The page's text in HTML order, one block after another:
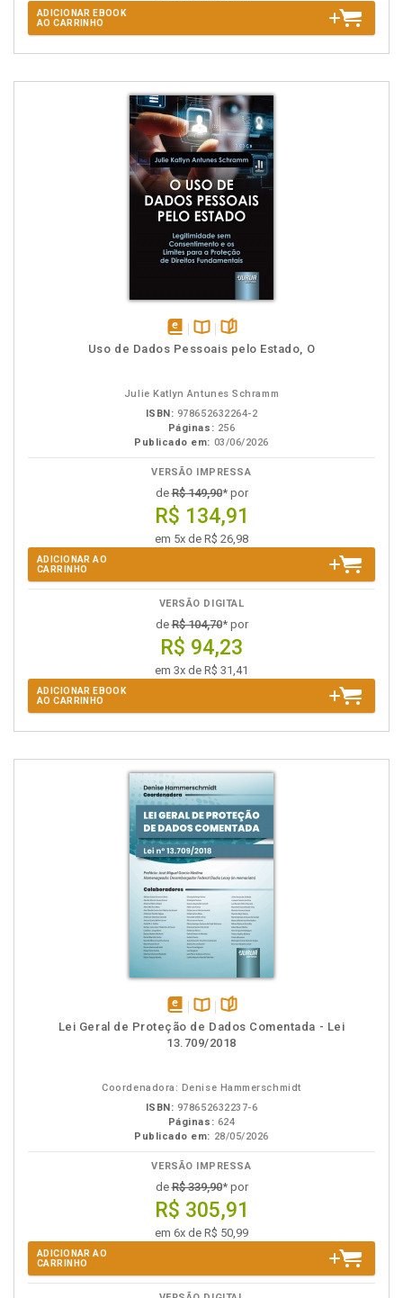
ADICIONAR EBOOK
AO CARRINHO
disponívelDisponível
páginas
Uso de Dados Pessoais pelo Estado, O
Julie Katlyn Antunes Schramm
ISBN: 978652632264-2
Páginas: 256
Publicado em: 03/06/2026
VERSÃO IMPRESSA
deR$ 149,90* por
R$ 134,91
em 5x de R$ 26,98
ADICIONAR AO
CARRINHO
VERSÃO DIGITAL
deR$ 104,70* por
R$ 94,23
em 3x de R$ 31,41
ADICIONAR EBOOK
AO CARRINHO
disponível
em
Disponível
na
páginas
Lei Geral de Proteção de Dados Comentada - Lei
13.709/2018
Coordenadora: Denise Hammerschmidt
ISBN: 978652632237-6
Páginas: 624
Publicado em: 28/05/2026
VERSÃO IMPRESSA
deR$ 339,90* por
R$ 305,91
em 6x de R$ 50,99
ADICIONAR AO
CARRINHO